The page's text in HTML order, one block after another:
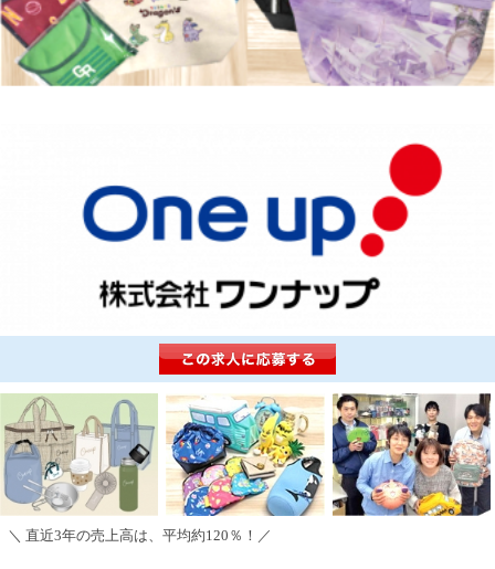
＼ 直近3年の売上高は、平均約120％！／